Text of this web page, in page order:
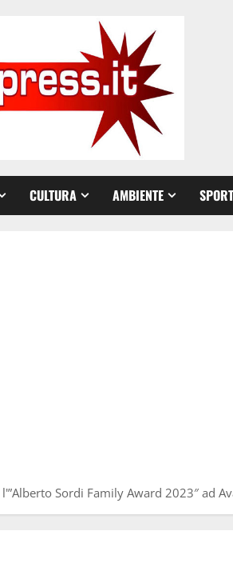
CULTURA AMBIENTE SPORT
Sordi Family Award 2023″ ad